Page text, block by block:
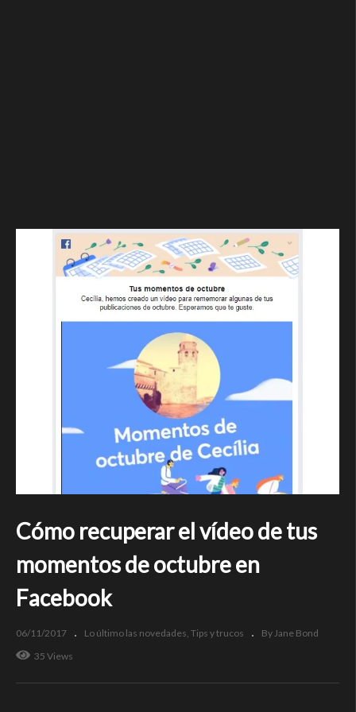
Cómo recuperar el vídeo de tus
momentos de octubre en
Facebook
06/11/2017 Lo último las novedades Tips y trucos
By Jane Bond
35 Views